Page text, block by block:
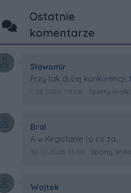
Ostatnie
komentarze
Autor komentarza:
Slawomir
Treść komentarza:
Przy tak dużej konkurencji,
wielki sukces Artura.
Data dodania komentarza:
1.08.2026, 09:08 Źródło
Sporty Walki: Dwa medale
Autor komentarza:
Bral
Treść komentarza:
A w Kirgistanie to co za
Mistrzostwa Swiata?
Data dodania komentarza:
30.07.2026, 13:50 Źródło
Sporty Walki: Dwa medale
Autor komentarza:
Wojtek